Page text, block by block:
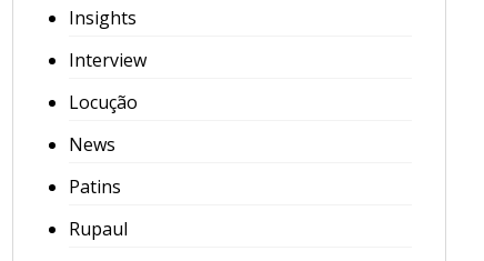
Insights
Interview
Locução
News
Patins
Rupaul